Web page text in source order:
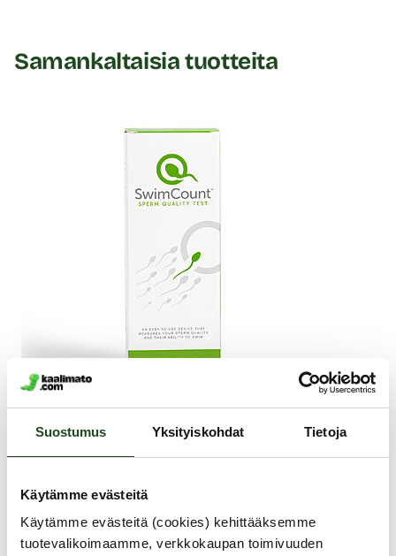
Suostumus Yksityiskohdat Tietoja
Käytämme evästeitä
Käytämme evästeitä (cookies) kehittääksemme
tuotevalikoimaamme, verkkokaupan toimivuuden
Samankaltaisia tuotteita
Kotitesti sperman laadun
Testiryhmän testaama!